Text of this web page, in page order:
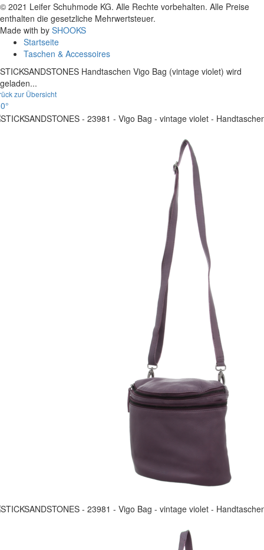
© 2021 Leifer Schuhmode KG. Alle Rechte vorbehalten. Alle Preise
enthalten die gesetzliche Mehrwertsteuer.
Made with by SHOOKS
Startseite
Taschen & Accessoires
STICKSANDSTONES Handtaschen Vigo Bag (vintage violet) wird
geladen...
zur Übersicht